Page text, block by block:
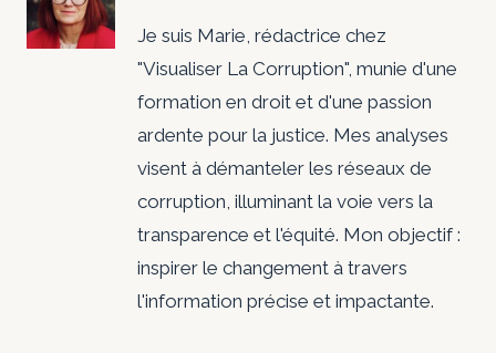
Je suis Marie, rédactrice chez
"Visualiser La Corruption", munie d'une
formation en droit et d'une passion
ardente pour la justice. Mes analyses
visent à démanteler les réseaux de
corruption, illuminant la voie vers la
transparence et l'équité. Mon objectif :
inspirer le changement à travers
l'information précise et impactante.